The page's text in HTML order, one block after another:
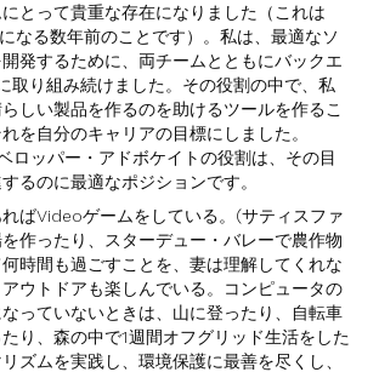
とって貴重な存在になりました（これは
なる数年前のことです）。私は、最適なソ
発するために、両チームとともにバックエ
取り組み続けました。その役割の中で、私
しい製品を作るのを助けるツールを作るこ
を自分のキャリアの目標にしました。
ロッパー・アドボケイトの役割は、その目
るのに最適なポジションです。
ばVideoゲームをしている。(サティスファ
作ったり、スターデュー・バレーで農作物
時間も過ごすことを、妻は理解してくれな
ウトドアも楽しんでいる。コンピュータの
っていないときは、山に登ったり、自転車
り、森の中で1週間オフグリッド生活をした
ズムを実践し、環境保護に最善を尽くし、